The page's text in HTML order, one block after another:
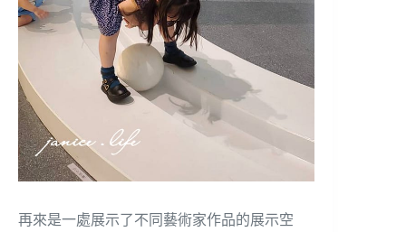
再來是一處展示了不同藝術家作品的展示空